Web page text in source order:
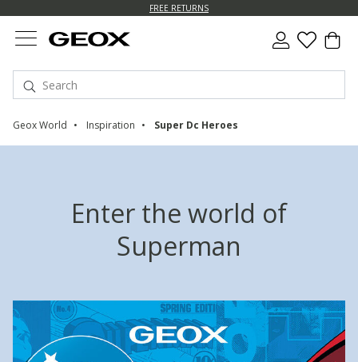
FREE RETURNS
Geox World Inspiration Super Dc Heroes
Enter the world of
Superman